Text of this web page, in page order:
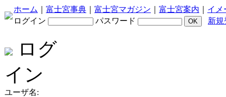
ホーム 富士宮事典 富士宮マガジン 富士宮案内
イメ
ログイン
パスワード 新規
ログ
イン
ユーザ名: